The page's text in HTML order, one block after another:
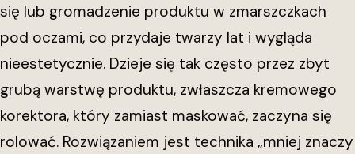
się lub gromadzenie produktu w zmarszczkach
pod oczami, co przydaje twarzy lat i wygląda
nieestetycznie. Dzieje się tak często przez zbyt
grubą warstwę produktu, zwłaszcza kremowego
korektora, który zamiast maskować, zaczyna się
rolować. Rozwiązaniem jest technika „mniej znaczy